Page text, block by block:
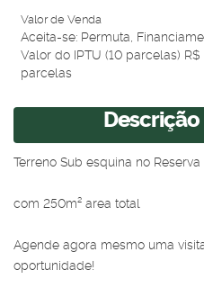
Valor de Venda
Aceita-se: Permuta,
Valor do IPTU (10 parcelas) R$
parcelas
Terreno Sub esquina no Reserva
com 250m² area total
Agende agora mesmo uma
oportunidade!